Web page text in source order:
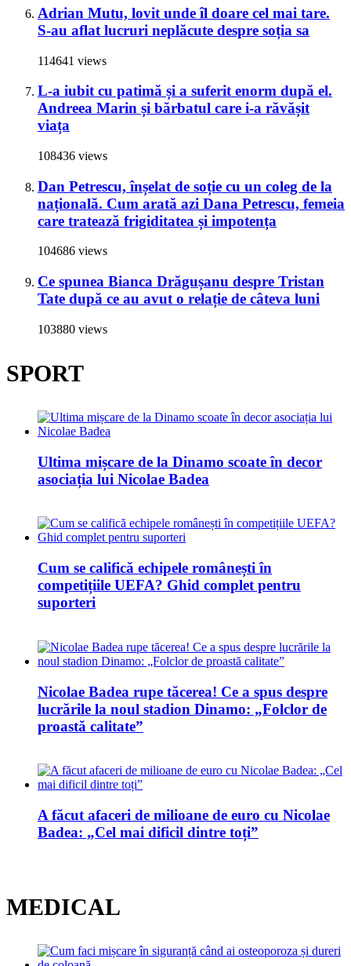
Adrian Mutu, lovit unde îl doare cel mai tare.
S-au aflat lucruri neplăcute despre soția sa
114641 views
L-a iubit cu patimă și a suferit enorm după el.
Andreea Marin și bărbatul care i-a răvășit
viața
108436 views
Dan Petrescu, înșelat de soție cu un coleg de la
națională. Cum arată azi Dana Petrescu, femeia
care tratează frigiditatea și impotența
104686 views
Ce spunea Bianca Drăgușanu despre Tristan
Tate după ce au avut o relație de câteva luni
103880 views
SPORT
Ultima mișcare de la Dinamo scoate în decor
asociația lui Nicolae Badea
Cum se califică echipele românești în
competițiile UEFA? Ghid complet pentru
suporteri
Nicolae Badea rupe tăcerea! Ce a spus despre
lucrările la noul stadion Dinamo: „Folclor de
proastă calitate”
A făcut afaceri de milioane de euro cu Nicolae
Badea: „Cel mai dificil dintre toți”
MEDICAL